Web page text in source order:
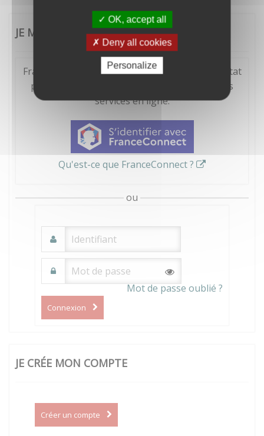
OK, accept all
Deny all cookies
Personalize
JE ME CONNECTE
FranceConnect est la solution proposée par l'Etat
pour sécuriser et simplifier la connexion à vos
services en ligne.
Qu'est-ce que FranceConnect ?
ou
Mot de passe oublié ?
Connexion
JE CRÉE MON COMPTE
Créer un compte